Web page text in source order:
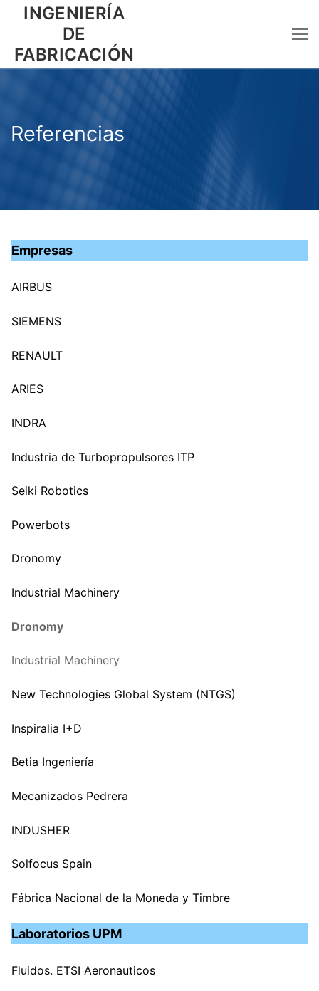
INGENIERÍA
DE
FABRICACIÓN
Referencias
Empresas
AIRBUS
SIEMENS
RENAULT
ARIES
INDRA
Industria de Turbopropulsores ITP
Seiki Robotics
Powerbots
Dronomy
Industrial Machinery
Dronomy
Industrial Machinery
New Technologies Global System (NTGS)
Inspiralia I+D
Betia Ingeniería
Mecanizados Pedrera
INDUSHER
Solfocus Spain
Fábrica Nacional de la Moneda y Timbre
Laboratorios UPM
Fluidos. ETSI Aeronauticos